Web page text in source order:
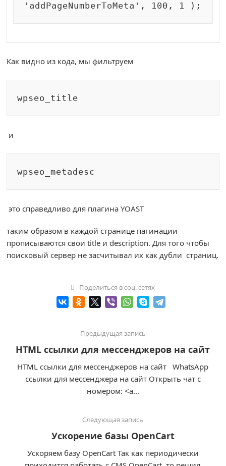
'addPageNumberToMeta', 100, 1 );
Как видно из кода, мы фильтруем
wpseo_title
и
wpseo_metadesc
это справедливо для плагина YOAST
таким образом в каждой странице пагинации
прописываются свои title и description. Для того чтобы
поисковый сервер не засчитывал их как дубли страниц.
Поделиться в соц. сетях
Предыдущая запись
HTML ссылки для мессенджеров на сайт
HTML ссылки для мессенджеров на сайт WhatsApp
ссылки для мессенджера на сайт Открыть чат с
номером: <a...
Следующая запись
Ускорение базы OpenCart
Ускоряем базу OpenCart Так как периодически